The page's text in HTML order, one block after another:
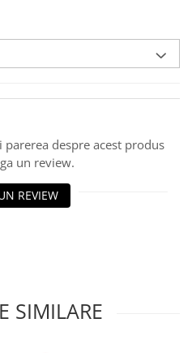
despre acest produs
un review.
REVIEW
SIMILARE